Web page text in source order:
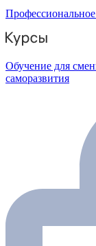
Обучение для
саморазвития